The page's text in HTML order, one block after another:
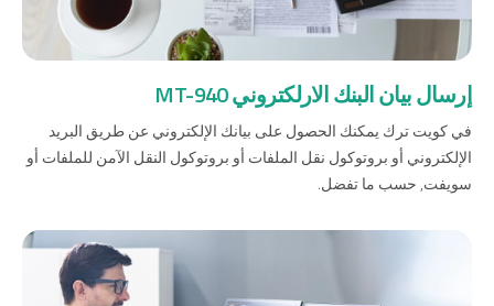
صناديق الاستثمار
شركات
بطاقة بزنس بلاس
المزايا الضريبية
إرسال بيان البنك الارلكتروني MT-940
في كويت ترك يمكنك الحصول على بيانك الإلكتروني عن طريق البريد
الإلكتروني أو بروتوكول نقل الملفات أو بروتوكول النقل الآمن للملفات أو
سويفت, حسب ما تفضل.